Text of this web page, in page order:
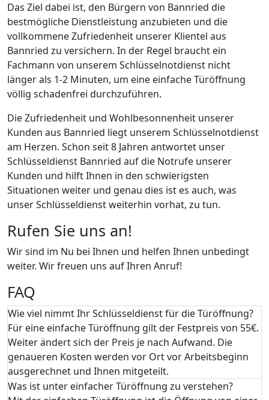
Das Ziel dabei ist, den Bürgern von Bannried die
bestmögliche Dienstleistung anzubieten und die
vollkommene Zufriedenheit unserer Klientel aus
Bannried zu versichern. In der Regel braucht ein
Fachmann von unserem Schlüsselnotdienst nicht
länger als 1-2 Minuten, um eine einfache Türöffnung
völlig schadenfrei durchzuführen.
Die Zufriedenheit und Wohlbesonnenheit unserer
Kunden aus Bannried liegt unserem Schlüsselnotdienst
am Herzen. Schon seit 8 Jahren antwortet unser
Schlüsseldienst Bannried auf die Notrufe unserer
Kunden und hilft Ihnen in den schwierigsten
Situationen weiter und genau dies ist es auch, was
unser Schlüsseldienst weiterhin vorhat, zu tun.
Rufen Sie uns an!
Wir sind im Nu bei Ihnen und helfen Ihnen unbedingt
weiter. Wir freuen uns auf Ihren Anruf!
FAQ
Wie viel nimmt Ihr Schlüsseldienst für die Türöffnung?
Für eine einfache Türöffnung gilt der Festpreis von 55€.
Weiter ändert sich der Preis je nach Aufwand. Die
genaueren Kosten werden vor Ort vor Arbeitsbeginn
ausgerechnet und Ihnen mitgeteilt.
Was ist unter einfacher Türöffnung zu verstehen?